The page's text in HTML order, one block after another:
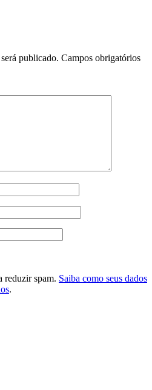
publicado. Campos obrigatórios
reduzir spam. Saiba como seus dados
.